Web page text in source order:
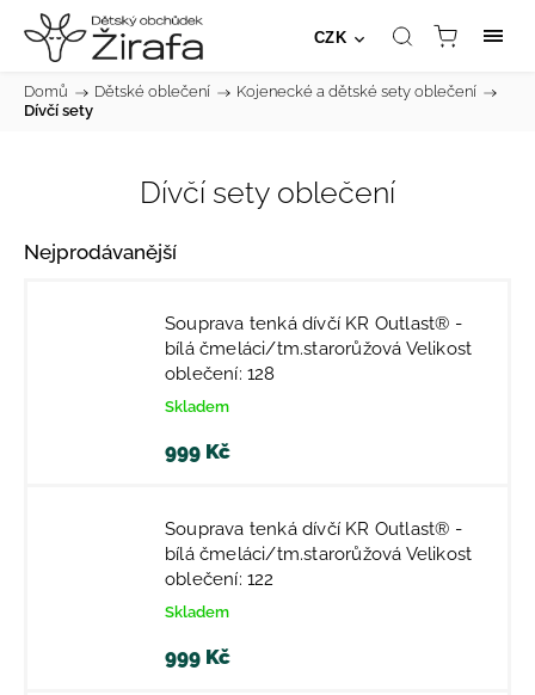
CZK
Domů / Dětské oblečení / Kojenecké a dětské sety oblečení /
Dívčí sety
Dívčí sety oblečení
Nejprodávanější
Souprava tenká dívčí KR Outlast® -
bílá čmeláci/tm.starorůžová Velikost
oblečení: 128
Skladem
999 Kč
Souprava tenká dívčí KR Outlast® -
bílá čmeláci/tm.starorůžová Velikost
oblečení: 122
Skladem
999 Kč